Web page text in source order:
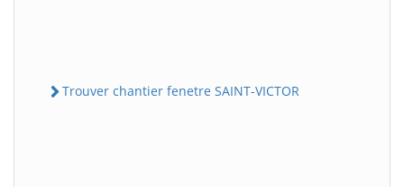
Trouver chantier fenetre SAINT-VICTOR